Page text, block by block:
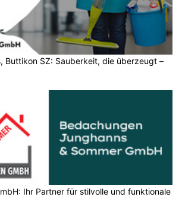
Buttikon SZ: Sauberkeit, die überzeugt –
Ihr Partner für stilvolle und funktionale